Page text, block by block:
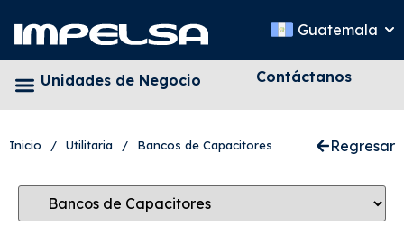
Guatemala
Unidades de Negocio Contáctanos
Inicio / Utilitaria / Bancos de Capacitores Regresar